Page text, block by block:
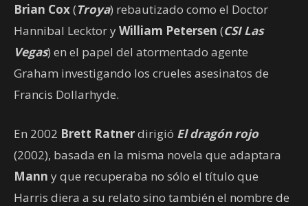
Brian Cox(Troya) rebautizado como el Doctor
Hannibal Lecktor yWilliam Petersen (CSI Las
Vegas) en el papel del atormentado agente
Graham investigando los crueles asesinatos de
Francis Dollarhyde.
En 2002 Brett Ratnerdirigió El dragón rojo
(2002), basada en la misma novela que adaptara
Mann y que recuperaba no sólo el título que
Harris diera a su relato sino también el nombre de